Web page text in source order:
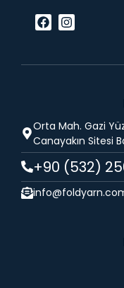
Orta Mah. Gazi
Canayakın Sitesi
+90 (532)